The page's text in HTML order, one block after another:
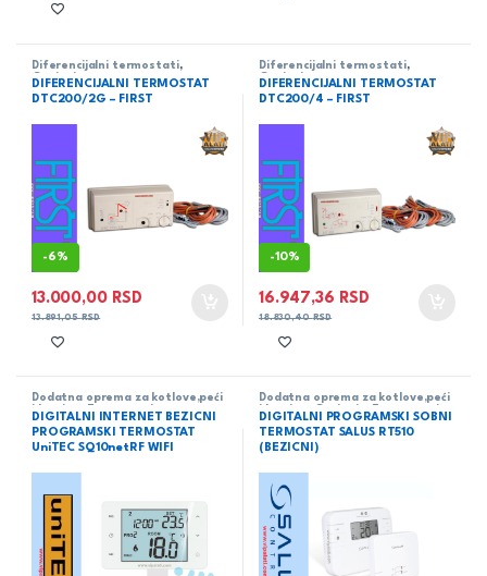
Diferencijalni termostati,
Grejanje
DIFERENCIJALNI TERMOSTAT
DTC200/2G – FIRST
-6%
13.000,00 RSD
13.891,05RSD
Diferencijalni termostati,
Grejanje
DIFERENCIJALNI TERMOSTAT
DTC200/4 – FIRST
-10%
16.947,36 RSD
18.830,40RSD
Dodatna oprema za kotlove,peći
i kamine , Termostati
DIGITALNI INTERNET BEZICNI
PROGRAMSKI TERMOSTAT
UniTEC SQ10netRF WIFI
Dodatna oprema za kotlove,peći
i kamine , Grejanje, Termostati
DIGITALNI PROGRAMSKI SOBNI
TERMOSTAT SALUS RT510
(BEZICNI)